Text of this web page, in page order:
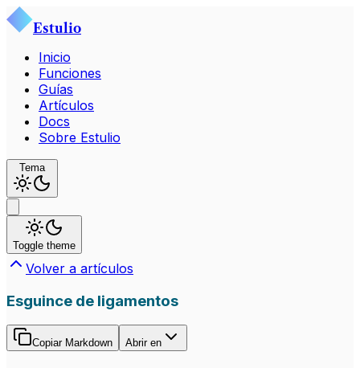
Estulio
Inicio
Funciones
Guías
Artículos
Docs
Sobre Estulio
Tema
Toggle theme
Volver a artículos
Esguince de ligamentos
Copiar Markdown Abrir en